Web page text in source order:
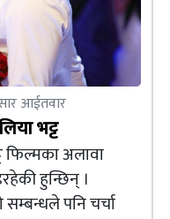
आईतवार
भट्ट
फिल्मका अलावा
हुन्छिन् ।
पनि चर्चा